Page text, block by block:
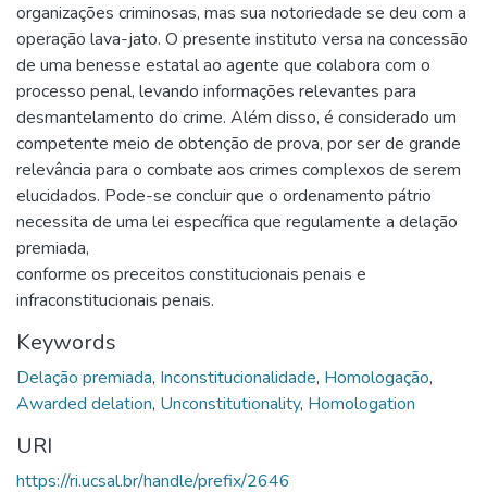
organizações criminosas, mas sua notoriedade se deu com a
operação lava-jato. O presente instituto versa na concessão
de uma benesse estatal ao agente que colabora com o
processo penal, levando informações relevantes para
desmantelamento do crime. Além disso, é considerado um
competente meio de obtenção de prova, por ser de grande
relevância para o combate aos crimes complexos de serem
elucidados. Pode-se concluir que o ordenamento pátrio
necessita de uma lei específica que regulamente a delação
premiada,
conforme os preceitos constitucionais penais e
infraconstitucionais penais.
Keywords
Delação premiada, Inconstitucionalidade, Homologação,
Awarded delation, Unconstitutionality, Homologation
URI
https://ri.ucsal.br/handle/prefix/2646